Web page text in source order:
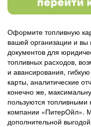
Оформите топливную
вашей организации и вы
документов для
топливных расходов,
и авансирования,
карты, аналитические
конечно же,
пользуются
компании «ПитерОйл».
дополнительной